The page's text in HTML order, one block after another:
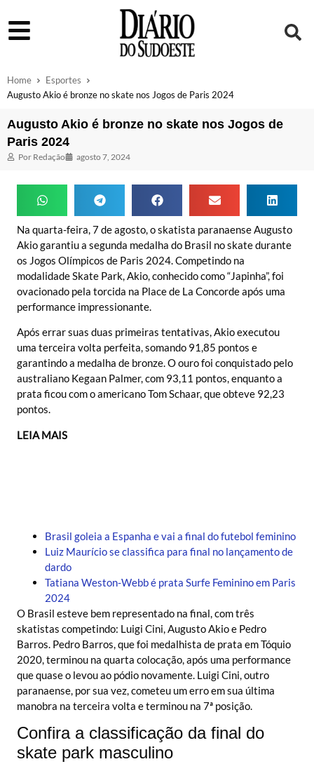
Home
Esportes
Augusto Akio é bronze no skate nos Jogos de Paris 2024
Augusto Akio é bronze no skate nos Jogos de
Paris 2024
Por Redação agosto 7, 2024
Na quarta-feira, 7 de agosto, o skatista paranaense Augusto
Akio garantiu a segunda medalha do Brasil no skate durante
os Jogos Olímpicos de Paris 2024. Competindo na
modalidade Skate Park, Akio, conhecido como “Japinha”, foi
ovacionado pela torcida na Place de La Concorde após uma
performance impressionante.
Após errar suas duas primeiras tentativas, Akio executou
uma terceira volta perfeita, somando 91,85 pontos e
garantindo a medalha de bronze. O ouro foi conquistado pelo
australiano Kegaan Palmer, com 93,11 pontos, enquanto a
prata ficou com o americano Tom Schaar, que obteve 92,23
pontos.
LEIA MAIS
Brasil goleia a Espanha e vai a final do futebol feminino
Luiz Maurício se classifica para final no lançamento de
dardo
Tatiana Weston-Webb é prata Surfe Feminino em Paris
2024
O Brasil esteve bem representado na final, com três
skatistas competindo: Luigi Cini, Augusto Akio e Pedro
Barros. Pedro Barros, que foi medalhista de prata em Tóquio
2020, terminou na quarta colocação, após uma performance
que quase o levou ao pódio novamente. Luigi Cini, outro
paranaense, por sua vez, cometeu um erro em sua última
manobra na terceira volta e terminou na 7ª posição.
Confira a classificação da final do
skate park masculino